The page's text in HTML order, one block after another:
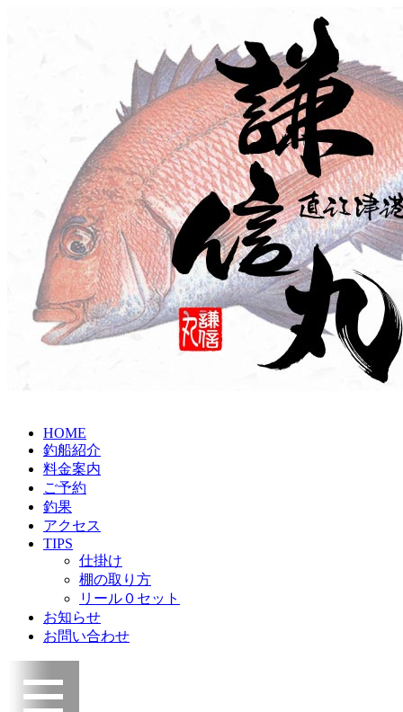
HOME
釣船紹介
料金案内
ご予約
釣果
アクセス
TIPS
仕掛け
棚の取り方
リール０セット
お知らせ
お問い合わせ